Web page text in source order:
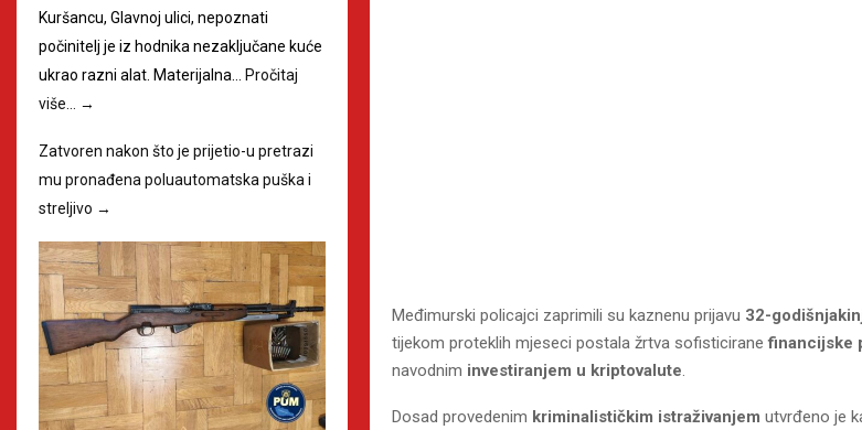
Međimurski policajci zaprimili su kaznenu prijavu 32-
tijekom proteklih mjeseci postala žrtva sofisticiranefinancijske
navodnim investiranjem u kriptovalute.
Dosad provedenim kriminalističkim istraživanjem utvrđeno je
Kuršancu, Glavnoj ulici, nepoznati
počinitelj je iz hodnika nezaključane kuće
ukrao razni alat. Materijalna…
Pročitaj
više…
→
Zatvoren nakon što je prijetio-u pretrazi
mu pronađena poluautomatska puška i
streljivo →